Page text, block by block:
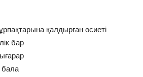
қалдырған өсиеті
бар
бала